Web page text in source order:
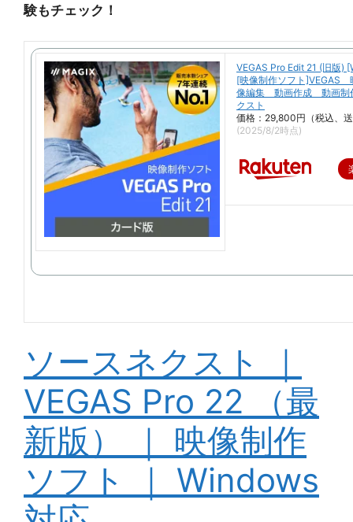
験もチェック！
VEGAS Pro Edit 21 (旧版)
[映像制作ソフト]VEGAS
像編集 動画作成 動画制
クスト
価格：29,800円（税込、
(2025/8/2時点)
ソースネクスト ｜
VEGAS Pro 22 （最
新版） ｜ 映像制作
ソフト ｜ Windows